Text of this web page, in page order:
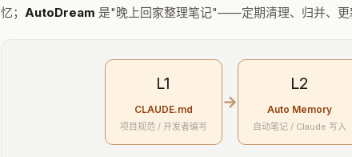
忆； AutoDream 是"晚上回家整理笔记"——定期清理、归并、更
L1
CLAUDE.md
项目规范 / 开发者编写
→
L2
Auto Memory
自动笔记 / Claude 写入